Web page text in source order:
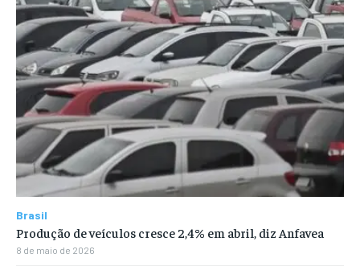
Brasil
Produção de veículos cresce 2,4% em abril, diz Anfavea
8 de maio de 2026